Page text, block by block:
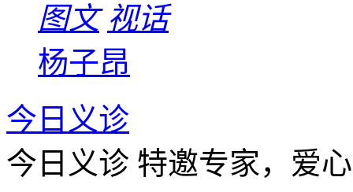
图文 视话
杨子昂
今日义诊
今日义诊 特邀专家，爱